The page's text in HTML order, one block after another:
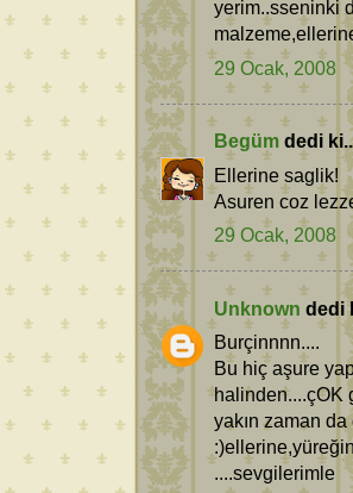
yerim..sseninki
29 Ocak, 2008
Begüm dedi
Ellerine saglik!
Asuren coz
29 Ocak, 2008
Unknown dedi
Burçinnnn....
Bu hiç aşure
halinden....çOK
yakın zaman
....sevgilerimle